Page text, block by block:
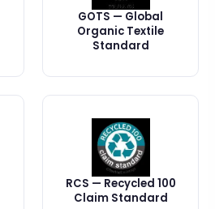
GOTS — Global
Organic Textile
Standard
RCS — Recycled 100
Claim Standard